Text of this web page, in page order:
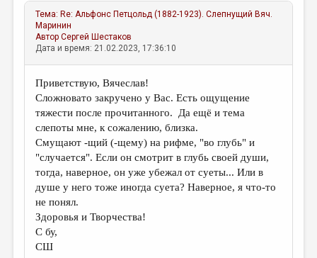
ТРЕДИАКОВСКИЙ
МЕДИА
ВКОНТАКТЕ
Тема: Re: Альфонс Петцольд (1882-1923). Слепнущий Вяч.
Маринин
АвторСергей Шестаков
Дата и время: 21.02.2023, 17:36:10
Приветствую, Вячеслав!
Сложновато закручено у Вас. Есть ощущение
тяжести после прочитанного. Да ещё и тема
слепоты мне, к сожалению, близка.
Смущают -щий (-щему) на рифме, "во глубь" и
"случается". Если он смотрит в глубь своей души,
тогда, наверное, он уже убежал от суеты... Или в
душе у него тоже иногда суета? Наверное, я что-то
не понял.
Здоровья и Творчества!
С бу,
СШ